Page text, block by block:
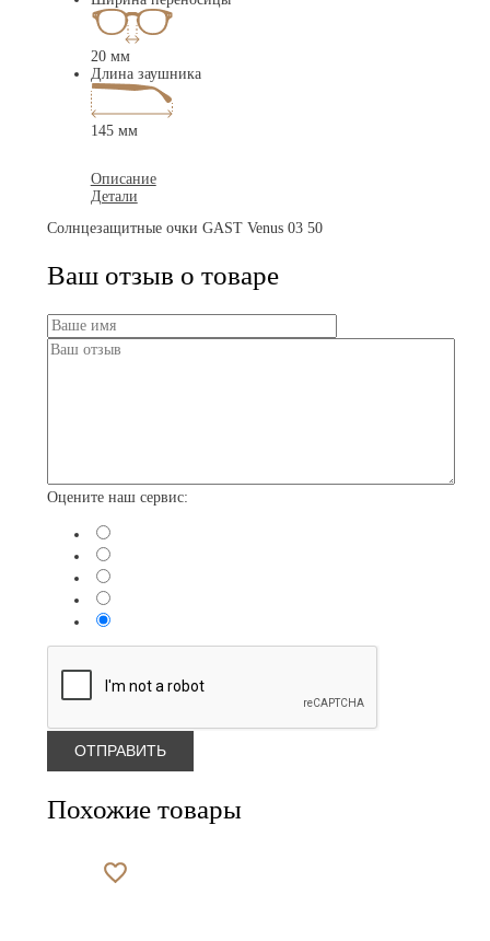
20 мм
Длина заушника
145 мм
Описание
Детали
Солнцезащитные очки GAST Venus 03 50
Ваш отзыв о товаре
Оцените наш сервис:
Похожие товары